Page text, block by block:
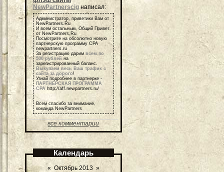
NewPartnerscig написал:
Администратор, приветики Вам от
NewPartners.Ru
И всем остальным, Общий Привет
от NewPartners.Ru
Посмотрите на обсолютно новую
партнерскую программу СРА
newpartners.ru
За регистрацию дарим всем по
500 рублей на
зарегистрированный баланс.
Выкупаем весь Ваш трафик с
сайта за дорого!
Узнай подробнее в партнерке -
ПАРТНЕРСКАЯ ПРОГРАММА
СРА http://aff.newpartners.ru/
Всем спасибо за внимание,
команда NewPartners
все комментарии
Календарь
« Октябрь 2013 »